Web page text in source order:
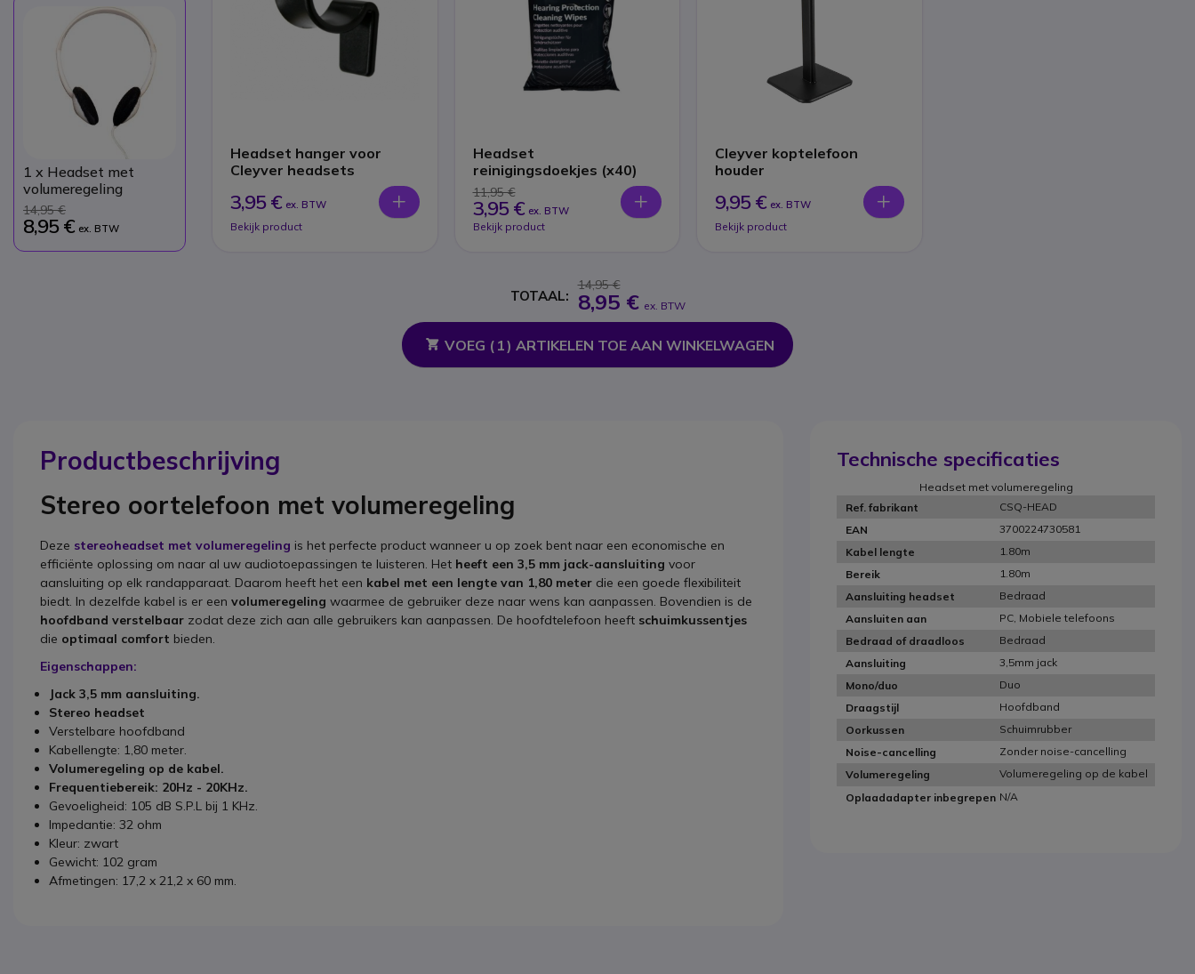
1 x Headset met
volumeregeling
14,95 €
8,95 € ex. BTW
Headset hanger voor
Cleyver headsets
3,95 € ex. BTW
Bekijk product
Headset
reinigingsdoekjes (x40)
11,95 €
3,95 € ex. BTW
Bekijk product
Cleyver koptelefoon
houder
9,95 € ex. BTW
Bekijk product
TOTAAL:
14,95 €
8,95 € ex. BTW
VOEG ( 1) ARTIKELEN TOE AAN WINKELWAGEN
Productbeschrijving
Stereo oortelefoon met volumeregeling
Deze stereoheadset met volumeregeling is het perfecte product wanneer u op zoek bent naar een economische en
efficiënte oplossing om naar al uw audiotoepassingen te luisteren. Het heeft een 3,5 mm jack-aansluiting voor
aansluiting op elk randapparaat. Daarom heeft het een kabel met een lengte van 1,80 meter die een goede flexibiliteit
biedt. In dezelfde kabel is er een volumeregeling waarmee de gebruiker deze naar wens kan aanpassen. Bovendien is de
hoofdband verstelbaar zodat deze zich aan alle gebruikers kan aanpassen. De hoofdtelefoon heeft schuimkussentjes
die optimaal comfort bieden.
Eigenschappen:
Jack 3,5 mm aansluiting.
Stereo headset
Verstelbare hoofdband
Kabellengte: 1,80 meter.
Volumeregeling op de kabel.
Frequentiebereik: 20Hz - 20KHz.
Gevoeligheid: 105 dB S.P.L bij 1 KHz.
Impedantie: 32 ohm
Kleur: zwart
Gewicht: 102 gram
Afmetingen: 17,2 x 21,2 x 60 mm.
Technische specificaties
Headset met volumeregeling
Ref. fabrikant
CSQ-HEAD
EAN
3700224730581
Kabel lengte
1.80m
Bereik
1.80m
Aansluiting headset
Bedraad
Aansluiten aan
PC, Mobiele telefoons
Bedraad of draadloos
Bedraad
Aansluiting
3,5mm jack
Mono/duo
Duo
Draagstijl
Hoofdband
Oorkussen
Schuimrubber
Noise-cancelling
Zonder noise-cancelling
Volumeregeling
Volumeregeling op de kabel
Oplaadadapter inbegrepen N/A